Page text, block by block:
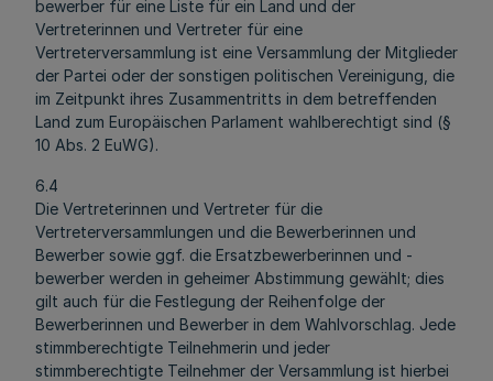
bewerber für eine Liste für ein Land und der
Vertreterinnen und Vertreter für eine
Vertreterversammlung ist eine Versammlung der Mitglieder
der Partei oder der sonstigen politischen Vereinigung, die
im Zeitpunkt ihres Zusammentritts in dem betreffenden
Land zum Europäischen Parlament wahlberechtigt sind (§
10 Abs. 2 EuWG).
6.4
Die Vertreterinnen und Vertreter für die
Vertreterversammlungen und die Bewerberinnen und
Bewerber sowie ggf. die Ersatzbewerberinnen und -
bewerber werden in geheimer Abstimmung gewählt; dies
gilt auch für die Festlegung der Reihenfolge der
Bewerberinnen und Bewerber in dem Wahlvorschlag. Jede
stimmberechtigte Teilnehmerin und jeder
stimmberechtigte Teilnehmer der Versammlung ist hierbei